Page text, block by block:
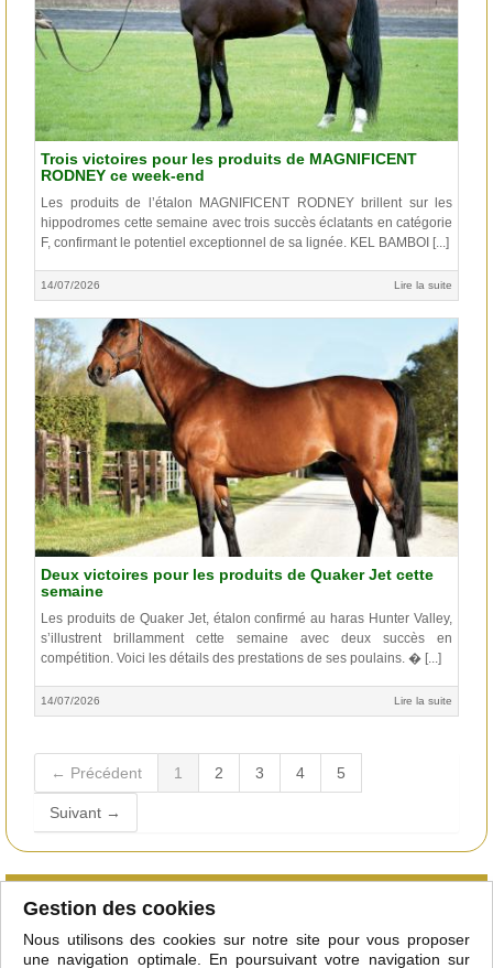
Trois victoires pour les produits de MAGNIFICENT
RODNEY ce week-end
Les produits de l’étalon MAGNIFICENT RODNEY brillent sur les
hippodromes cette semaine avec trois succès éclatants en catégorie
F, confirmant le potentiel exceptionnel de sa lignée. KEL BAMBOI [...]
14/07/2026 Lire la suite
Deux victoires pour les produits de Quaker Jet cette
semaine
Les produits de Quaker Jet, étalon confirmé au haras Hunter Valley,
s’illustrent brillamment cette semaine avec deux succès en
compétition. Voici les détails des prestations de ses poulains. � [...]
14/07/2026 Lire la suite
← Précédent 1 2 3 4 5
Suivant →
Qu'est-ce que le club
Courtiers/étalonniers
Adhérer
Mentions légales
Gestion des cookies
Nous utilisons des cookies sur notre site pour vous proposer
une navigation optimale. En poursuivant votre navigation sur